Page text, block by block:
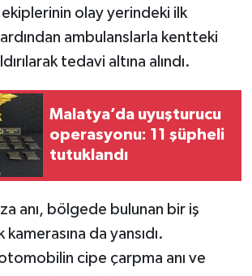
ekiplerinin olay yerindeki ilk
ambulanslarla kentteki
tedavi altına alındı.
Malatya’da uyuşturucu
operasyonu: 11 şüpheli
tutuklandı
anı, bölgede bulunan bir iş
da yansıdı.
cipe çarpma anı ve